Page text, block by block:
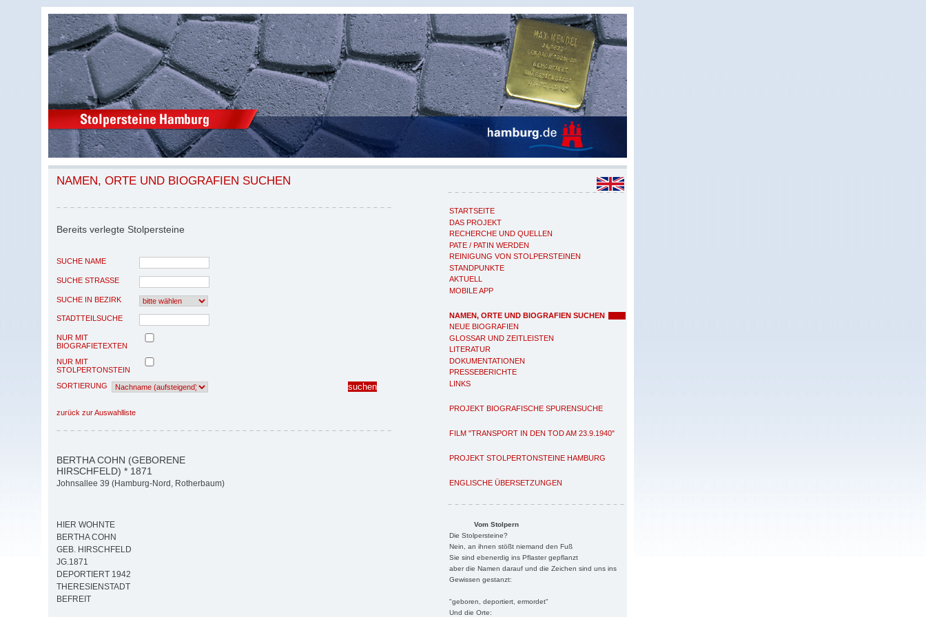
STARTSEITE
DAS PROJEKT
RECHERCHE UND QUELLEN
PATE / PATIN WERDEN
REINIGUNG VON STOLPERSTEINEN
STANDPUNKTE
AKTUELL
MOBILE APP
NAMEN, ORTE UND BIOGRAFIEN SUCHEN
NEUE BIOGRAFIEN
GLOSSAR UND ZEITLEISTEN
LITERATUR
DOKUMENTATIONEN
PRESSEBERICHTE
LINKS
PROJEKT BIOGRAFISCHE SPURENSUCHE
FILM "TRANSPORT IN DEN TOD AM 23.9.1940"
PROJEKT STOLPERTONSTEINE HAMBURG
ENGLISCHE ÜBERSETZUNGEN
Vom Stolpern
Die Stolpersteine?
Nein, an ihnen stößt niemand den Fuß
Sie sind ebenerdig ins Pflaster gepflanzt
aber die Namen darauf und die Zeichen sind uns ins
Gewissen gestanzt:
"geboren, deportiert, ermordet"
Und die Orte:
NAMEN, ORTE UND BIOGRAFIEN SUCHEN
Bereits verlegte Stolpersteine
SUCHE NAME
SUCHE STRASSE
SUCHE IN BEZIRK
STADTTEILSUCHE
NUR MIT
BIOGRAFIETEXTEN
NUR MIT
STOLPERTONSTEIN
SORTIERUNG
zurück zur Auswahlliste
BERTHA COHN (GEBORENE
HIRSCHFELD) * 1871
Johnsallee 39 (Hamburg-Nord, Rotherbaum)
HIER WOHNTE
BERTHA COHN
GEB. HIRSCHFELD
JG.1871
DEPORTIERT 1942
THERESIENSTADT
BEFREIT